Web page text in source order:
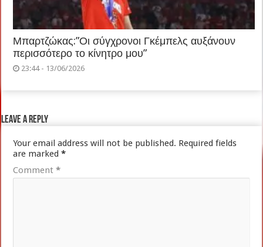
Μπαρτζώκας:”Οι σύγχρονοι Γκέμπελς αυξάνουν
περισσότερο το κίνητρο μου”
23:44 - 13/06/2026
Leave a Reply
Your email address will not be published. Required fields
are marked*
Comment*